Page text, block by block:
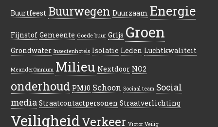
Buurtfeest Buurwegen Duurzaam Energie
Fijnstof Gemeente Goede buur Grijs Groen
Grondwater Insectenhotels Isolatie Leden Luchtkwaliteit
MeanderOmnium Milieu Nextdoor NO2
onderhoud PM10 Schoon Sociaal team Social
media Straatcontactpersonen Straatverlichting
VeiligheidVerkeer Victor Veilig